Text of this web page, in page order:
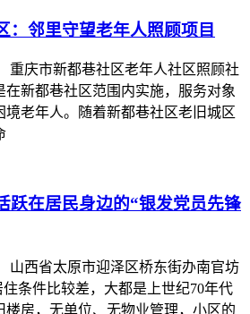
：邻里守望老年人照顾项目
新都巷社区老年人社区照顾社
在新都巷社区范围内实施，服务对象
境老年人。随着新都巷社区老旧城区
跃在居民身边的“银发党员先锋
太原市迎泽区桥东街办南官坊
条件比较差，大都是上世纪70年代
楼房，无单位、无物业管理，小区的